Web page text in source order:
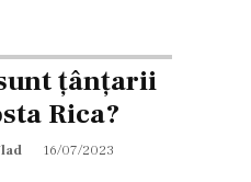
țânțarii
Rica?
16/07/2023